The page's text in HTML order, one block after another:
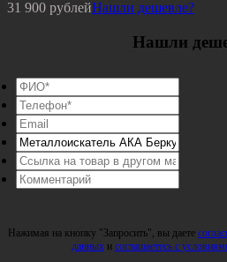
31 900 рублейНашли дешевле?
Нашли
Нажимая на кнопку "Запросить", вы даете
данныхи соглашаетесь с